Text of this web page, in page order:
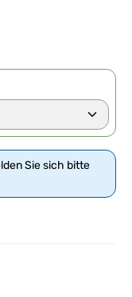
Sie sich bitte